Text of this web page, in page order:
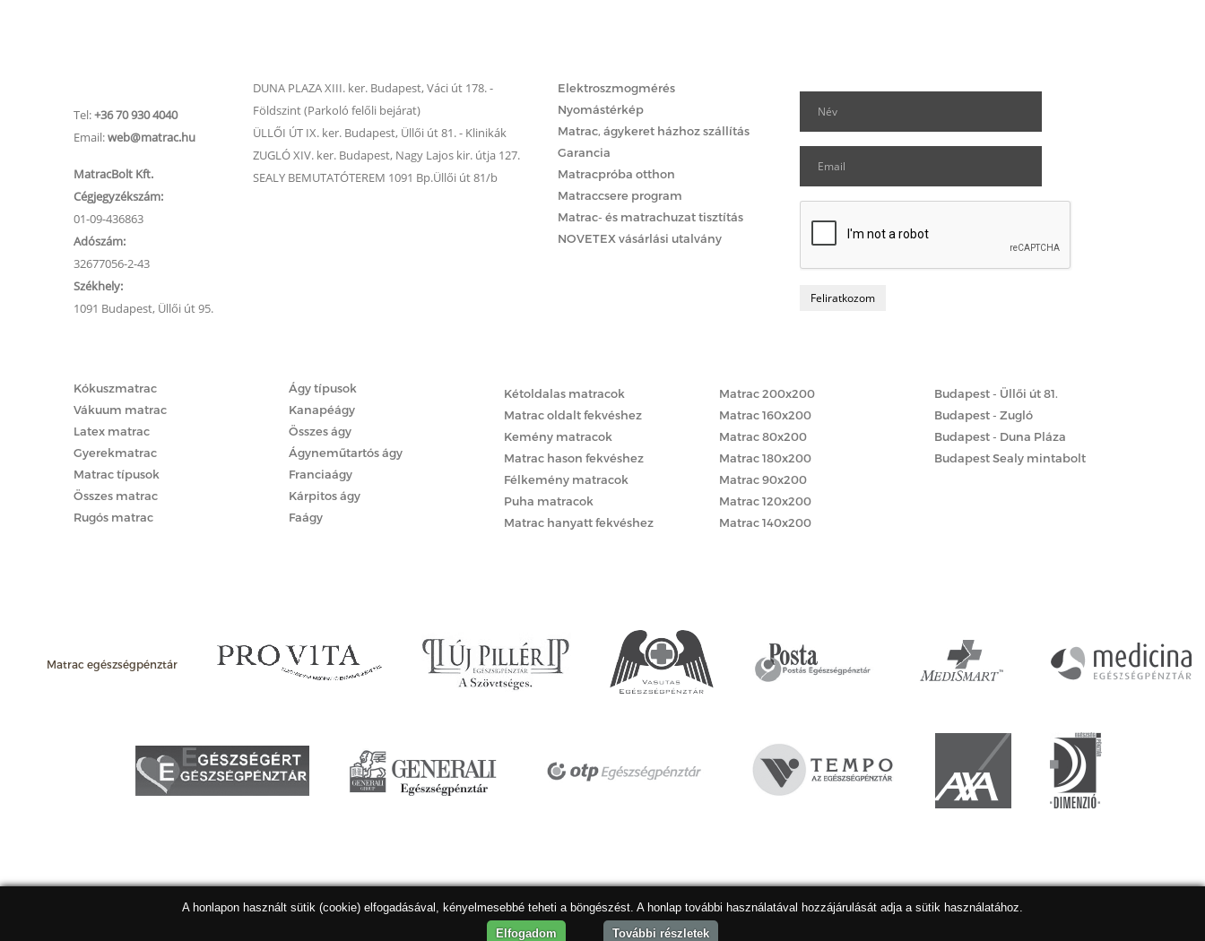
Tel:+36 70 930 4040
Email:web@matrac.hu
MatracBolt Kft.
Cégjegyzékszám:
01-09-436863
Adószám:
32677056-2-43
Székhely:
1091 Budapest, Üllői út 95.
DUNA PLAZA XIII. ker. Budapest, Váci út 178. -
Földszint (Parkoló felőli bejárat)
ÜLLŐI ÚT IX. ker. Budapest, Üllői út 81. - Klinikák
ZUGLÓ XIV. ker. Budapest, Nagy Lajos kir. útja 127.
SEALY BEMUTATÓTEREM 1091 Bp.Üllői út 81/b
Elektroszmogmérés
Nyomástérkép
Matrac, ágykeret házhoz szállítás
Garancia
Matracpróba otthon
Matraccsere program
Matrac- és matrachuzat tisztítás
NOVETEX vásárlási utalvány
Kókuszmatrac
Vákuum matrac
Latex matrac
Gyerekmatrac
Matrac típusok
Összes matrac
Rugós matrac
Ágy típusok
Kanapéágy
Összes ágy
Ágyneműtartós ágy
Franciaágy
Kárpitos ágy
Faágy
Kétoldalas matracok
Matrac oldalt fekvéshez
Kemény matracok
Matrac hason fekvéshez
Félkemény matracok
Puha matracok
Matrac hanyatt fekvéshez
Matrac 200x200
Matrac 160x200
Matrac 80x200
Matrac 180x200
Matrac 90x200
Matrac 120x200
Matrac 140x200
Budapest - Üllői út 81.
Budapest - Zugló
Budapest - Duna Pláza
Budapest Sealy mintabolt
Matrac egészségpénztár
A honlapon használt sütik (cookie) elfogadásával, kényelmesebbé teheti a böngészést. A honlap további használatával hozzájárulását adja a sütik használatához.
Elfogadom
További részletek